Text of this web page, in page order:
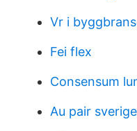
Vr i
Fei flex
Consensum
Au pair